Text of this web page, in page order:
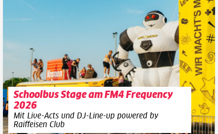
Schoolbus Stage am FM4 Frequency
2026
Mit Live-Acts und DJ-Line-up powered by
Raiffeisen Club